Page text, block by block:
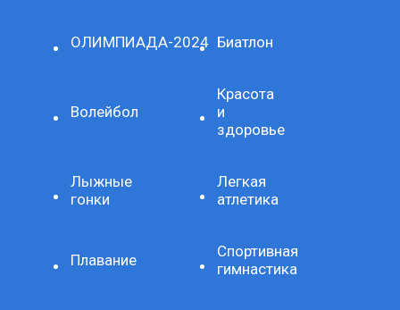
ОЛИМПИАДА-2024 Биатлон
Волейбол
Красота
и
здоровье
Лыжные
гонки
Легкая
атлетика
Плавание
Спортивная
гимнастика